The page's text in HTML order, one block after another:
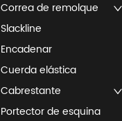
Correa de remolque
Slackline
Encadenar
Cuerda elástica
Cabrestante
Portector de esquina